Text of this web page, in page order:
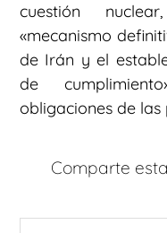
cuestión
«mecanismo
de Irán y el
de
obligaciones de las
Comparte